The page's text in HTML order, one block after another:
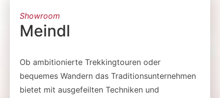
Showroom
Meindl
Ob ambitionierte Trekkingtouren oder
bequemes Wandern das Traditionsunternehmen
bietet mit ausgefeilten Techniken und